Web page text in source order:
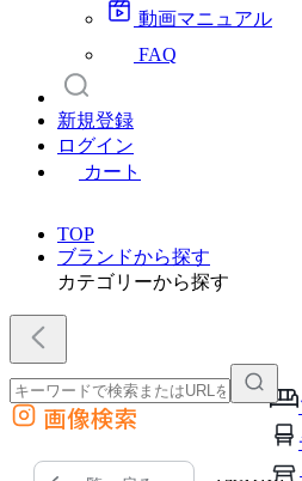
動画マニュアル
FAQ
新規登録
ログイン
カート
TOP
ブランドから探す
カテゴリーから探す
外部サイトの商品をカートに追加
他のサイトで見つけた商品ページのURLを貼り付けて、
画像検索